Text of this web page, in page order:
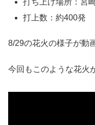
打上数：約400発
8/29の花火の様子が動
今回もこのような花火